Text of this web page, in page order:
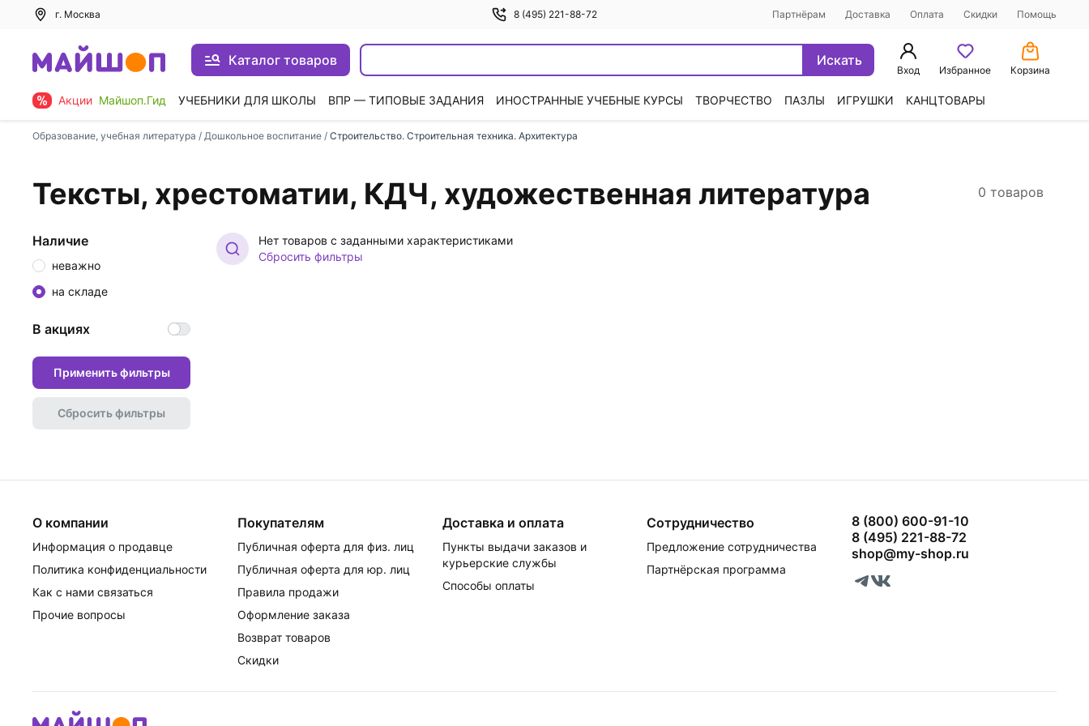
г. Москва 8 (495) 221-88-72 Партнёрам Доставка Оплата Скидки Помощь
Каталог товаров Искать
Вход Избранное Корзина
Акции Майшоп.Гид УЧЕБНИКИ ДЛЯ ШКОЛЫ ВПР — ТИПОВЫЕ ЗАДАНИЯ ИНОСТРАННЫЕ УЧЕБНЫЕ КУРСЫ ТВОРЧЕСТВО ПАЗЛЫ ИГРУШКИ КАНЦТОВАРЫ
Образование, учебная литература / Дошкольное воспитание / Строительство. Строительная техника. Архитектура
Тексты, хрестоматии, КДЧ, художественная литература 0 товаров
Нет товаров с заданными характеристиками
Сбросить фильтры
Наличие
неважно
на складе
В акциях
Применить фильтры
Сбросить фильтры
О компании
Информация о продавце
Политика конфиденциальности
Как с нами связаться
Прочие вопросы
Покупателям
Публичная оферта для физ. лиц
Публичная оферта для юр. лиц
Правила продажи
Оформление заказа
Возврат товаров
Скидки
Доставка и оплата
Пункты выдачи заказов и
курьерские службы
Способы оплаты
Сотрудничество
Предложение сотрудничества
Партнёрская программа
8 (800) 600-91-10
8 (495) 221-88-72
shop@my-shop.ru